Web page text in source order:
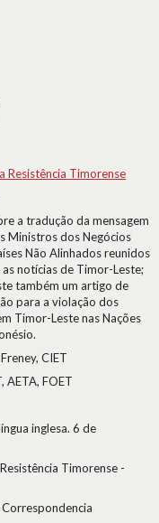
Resistência Timorense
a tradução da mensagem
Ministros dos Negócios
Não Alinhados reunidos
as notícias de Timor-Leste;
também um artigo de
para a violação dos
Timor-Leste nas Nações
CIET
AETA, FOET
inglesa. 6 de
Timorense -
Correspondencia